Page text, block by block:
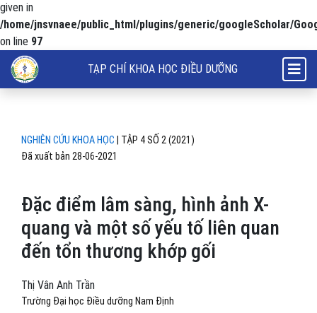
given in
/home/jnsvnaee/public_html/plugins/generic/googleScholar/
on line 97
Đặc điểm lâm sàng, hình ảnh X-quang và một số yếu tố liên quan
TẠP CHÍ KHOA HỌC ĐIỀU DƯỠNG
NGHIÊN CỨU KHOA HỌC TẬP 4 SỐ 2 (2021)
Đặc điểm lâm sàng, hình ảnh X-
quang và một số yếu tố liên quan
đến tổn thương khớp gối
Đã xuất bản 28-06-2021
Thị Vân Anh Trần
Trường Đại học Điều dưỡng Nam Định